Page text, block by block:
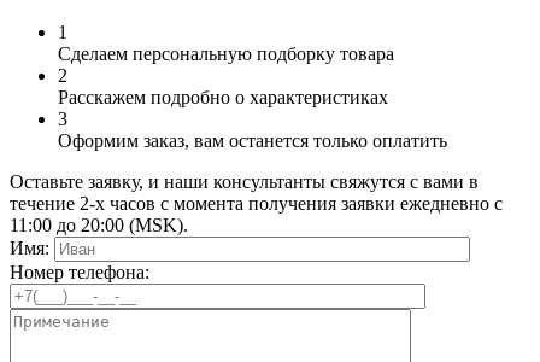
1
Сделаем персональную подборку товара
2
Расскажем подробно о характеристиках
3
Оформим заказ, вам останется только оплатить
Оставьте заявку, и наши консультанты свяжутся с вами в
течение 2-х часов с момента получения заявки ежедневно с
11:00 до 20:00 (MSK).
Имя:
Номер телефона: